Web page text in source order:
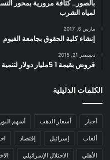
بالصور.. كثافة مرورية بمحور
لمياه الشرب
مارس 6, 2017
إنشاء كلية الحقوق بجامعة الفيوم
ديسمبر 21, 2015
قروض بقيمة 1 5مليار دولار لتنمية سيناء
الكلمات الدليلية
أخبار أسعار الذهب أسهم
ألعاب إسرائيل إقتصاد
الأهلي الاحتلال الإسرائيلي